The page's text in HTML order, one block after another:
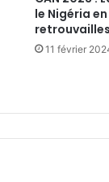
le Nigéria
11 février